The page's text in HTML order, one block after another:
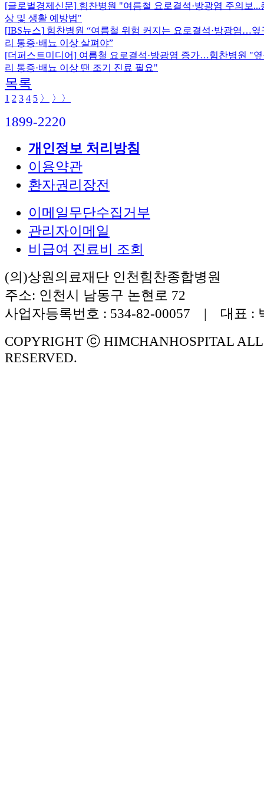
[글로벌경제신문] 힘찬병원 "여름철 요로결석·방광염 주의보...
상 및 생활 예방법"
[IBS뉴스] 힘찬병원 “여름철 위험 커지는 요로결석·방광염…옆
리 통증·배뇨 이상 살펴야”
[더퍼스트미디어] 여름철 요로결석·방광염 증가…힘찬병원 "
리 통증·배뇨 이상 땐 조기 진료 필요"
목록
1 2 3 4 5 〉 〉〉
1899-2220
개인정보 처리방침
이용약관
환자권리장전
이메일무단수집거부
관리자이메일
비급여 진료비 조회
(의)상원의료재단 인천힘찬종합병원
주소: 인천시 남동구 논현로 72
사업자등록번호 : 534-82-00057 | 대표 :
COPYRIGHT ⓒ HIMCHANHOSPITAL
RESERVED.